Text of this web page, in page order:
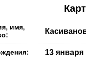
имя,
13 января